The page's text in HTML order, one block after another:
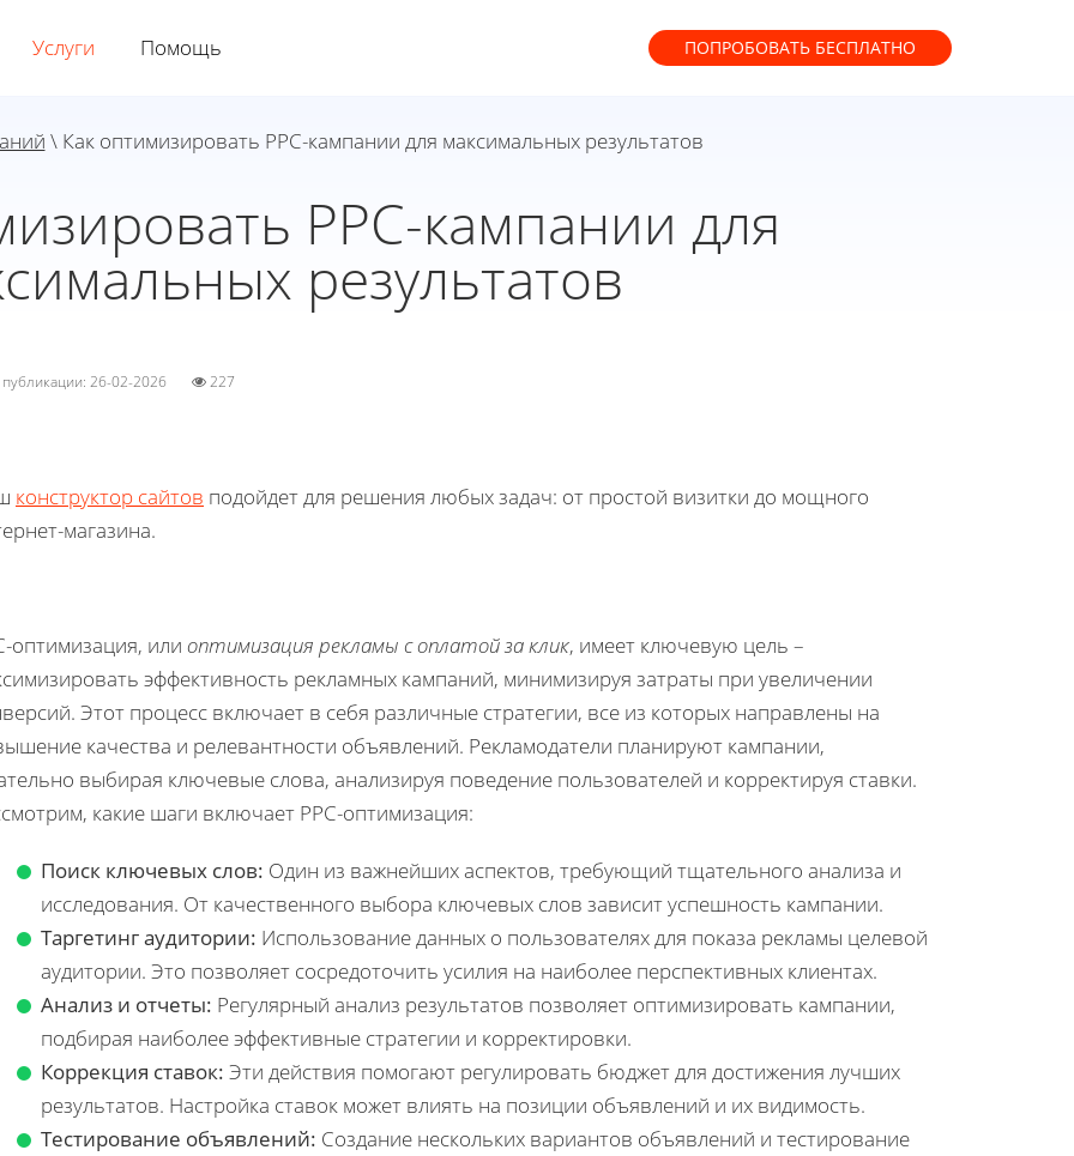
Услуги Помощь ПОПРОБОВАТЬ БЕСПЛАТНО
\ Как оптимизировать PPC-кампании для максимальных результатов
PPC-кампании для
результатов
публикации: 26-02-2026 227
конструктор сайтов подойдет для решения любых задач: от простой визитки до мощного
магазина.
оптимизация, или оптимизация рекламы с оплатой за клик, имеет ключевую цель –
эффективность рекламных кампаний, минимизируя затраты при увеличении
Этот процесс включает в себя различные стратегии, все из которых направлены на
качества и релевантности объявлений. Рекламодатели планируют кампании,
выбирая ключевые слова, анализируя поведение пользователей и корректируя ставки.
какие шаги включает PPC-оптимизация:
Поиск ключевых слов: Один из важнейших аспектов, требующий тщательного анализа и
исследования. От качественного выбора ключевых слов зависит успешность кампании.
Таргетинг аудитории: Использование данных о пользователях для показа рекламы целевой
аудитории. Это позволяет сосредоточить усилия на наиболее перспективных клиентах.
Анализ и отчеты: Регулярный анализ результатов позволяет оптимизировать кампании,
подбирая наиболее эффективные стратегии и корректировки.
Коррекция ставок: Эти действия помогают регулировать бюджет для достижения лучших
результатов. Настройка ставок может влиять на позиции объявлений и их видимость.
Тестирование объявлений: Создание нескольких вариантов объявлений и тестирование